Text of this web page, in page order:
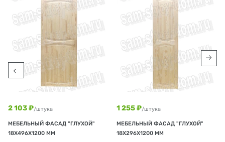
2 103 ₽/штука
МЕБЕЛЬНЫЙ ФАСАД "ГЛУХОЙ"
18Х496Х1200 ММ
1 255 ₽/штука
МЕБЕЛЬНЫЙ ФАСАД "ГЛУХОЙ"
18Х296Х1200 ММ